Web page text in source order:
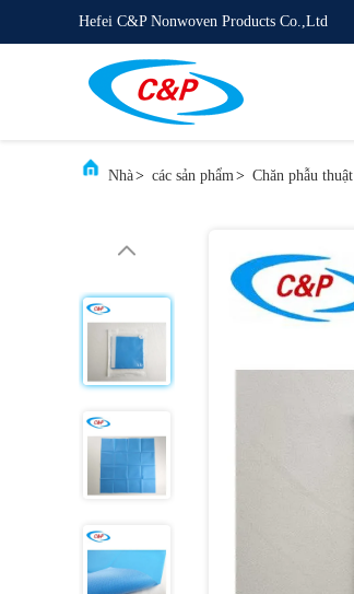
Hefei C&P Nonwoven Products Co.,Ltd
Nhà> các sản phẩm> Chăn phẫu